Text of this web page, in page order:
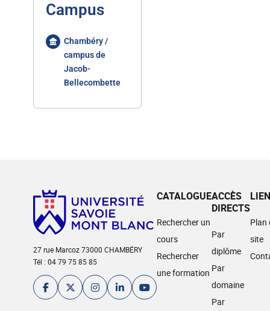
Campus
Chambéry /
campus de
Jacob-
Bellecombette
27 rue Marcoz 73000 CHAMBÉRY
Tél : 04 79 75 85 85
CATALOGUE
Rechercher un
cours
Rechercher
une formation
ACCÈS
DIRECTS
Par
diplôme
Par
domaine
Par
Plan
site